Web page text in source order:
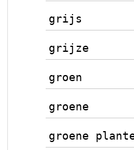
grijs
grijze
groen
groene
groene